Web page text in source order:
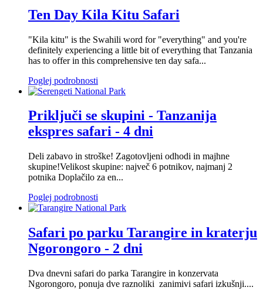
Ten Day Kila Kitu Safari
"Kila kitu" is the Swahili word for "everything" and you're
definitely experiencing a little bit of everything that Tanzania
has to offer in this comprehensive ten day safa...
Poglej podrobnosti
Priključi se skupini - Tanzanija
ekspres safari - 4 dni
Deli zabavo in stroške! Zagotovljeni odhodi in majhne
skupine!Velikost skupine: največ 6 potnikov, najmanj 2
potnika Doplačilo za en...
Poglej podrobnosti
Safari po parku Tarangire in kraterju
Ngorongoro - 2 dni
Dva dnevni safari do parka Tarangire in konzervata
Ngorongoro, ponuja dve raznoliki zanimivi safari izkušnji....